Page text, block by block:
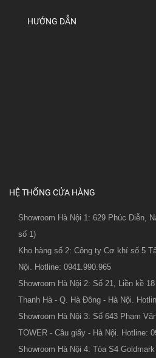
HƯỚNG DẪN
HỆ THỐNG CỬA HÀNG
Showroom Hà Nội 1: 629 Phúc Diễn,
số 1)
Kho hàng số 2: Công ty Cơ khí số 5
Nội. Hotline: 0941.990.965
Showroom Hà Nội 2: Số 21, Liền kề
Thanh Hà - Q. Hà Đông - Hà Nội.
Showroom Hà Nội 3: Số 643 Phạm
TOWER - Cầu giấy - Hà Nội. Hotline:
Showroom Hà Nội 4: Tòa S4